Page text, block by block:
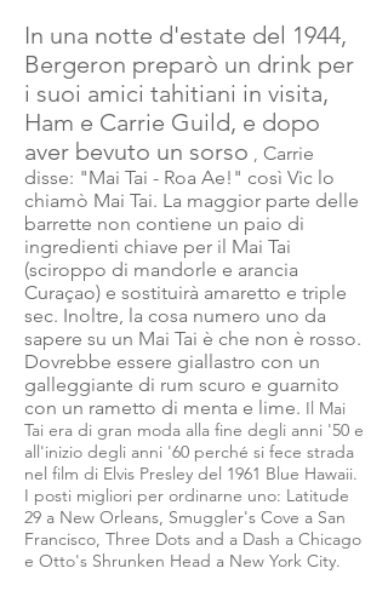
In una notte d'estate del 1944,
Bergeron preparò un drink per
i suoi amici tahitiani in visita,
Ham e Carrie Guild, e dopo
aver bevuto un sorso , Carrie
disse: "Mai Tai - Roa Ae!" così Vic lo
chiamò Mai Tai. La maggior parte delle
barrette non contiene un paio di
ingredienti chiave per il Mai Tai
(sciroppo di mandorle e arancia
Curaçao) e sostituirà amaretto e triple
sec. Inoltre, la cosa numero uno da
sapere su un Mai Tai è che non è rosso.
Dovrebbe essere giallastro con un
galleggiante di rum scuro e guarnito
con un rametto di menta e lime. Il Mai
Tai era di gran moda alla fine degli anni '50 e
all'inizio degli anni '60 perché si fece strada
nel film di Elvis Presley del 1961 Blue Hawaii.
I posti migliori per ordinarne uno: Latitude
29 a New Orleans, Smuggler's Cove a San
Francisco, Three Dots and a Dash a Chicago
e Otto's Shrunken Head a New York City.